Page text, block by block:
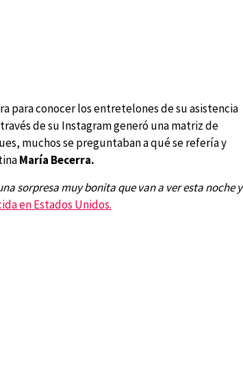
para conocer los entretelones de su asistencia
de su Instagram generó una matriz de
muchos se preguntaban a qué se refería y
María Becerra.
sorpresa muy bonita que van a ver esta noche y
en Estados Unidos.